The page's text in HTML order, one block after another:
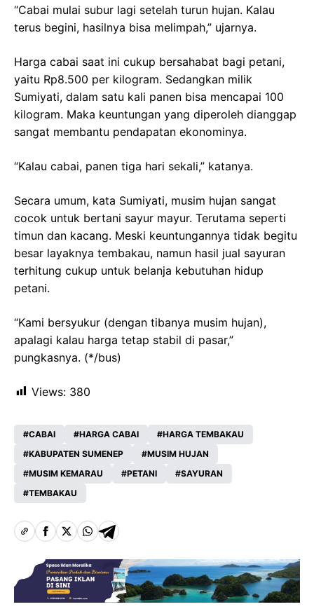
“Cabai mulai subur lagi setelah turun hujan. Kalau
terus begini, hasilnya bisa melimpah,” ujarnya.
Harga cabai saat ini cukup bersahabat bagi petani,
yaitu Rp8.500 per kilogram. Sedangkan milik
Sumiyati, dalam satu kali panen bisa mencapai 100
kilogram. Maka keuntungan yang diperoleh dianggap
sangat membantu pendapatan ekonominya.
“Kalau cabai, panen tiga hari sekali,” katanya.
Secara umum, kata Sumiyati, musim hujan sangat
cocok untuk bertani sayur mayur. Terutama seperti
timun dan kacang. Meski keuntungannya tidak begitu
besar layaknya tembakau, namun hasil jual sayuran
terhitung cukup untuk belanja kebutuhan hidup
petani.
“Kami bersyukur (dengan tibanya musim hujan),
apalagi kalau harga tetap stabil di pasar,”
pungkasnya. (*/bus)
Views: 380
CABAI HARGA CABAI
HARGA TEMBAKAU
KABUPATEN SUMENEP
MUSIM HUJAN
MUSIM KEMARAU
PETANI
SAYURAN
TEMBAKAU